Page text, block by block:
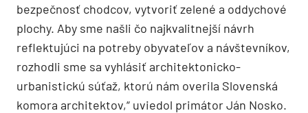
bezpečnosť chodcov, vytvoriť zelené a oddychové
plochy. Aby sme našli čo najkvalitnejší návrh
reflektujúci na potreby obyvateľov a návštevníkov,
rozhodli sme sa vyhlásiť architektonicko-
urbanistickú súťaž, ktorú nám overila Slovenská
komora architektov,“ uviedol primátor Ján Nosko.